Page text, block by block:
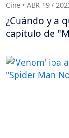
Cine • ABR 19 /
¿Cuándo y a
capítulo de